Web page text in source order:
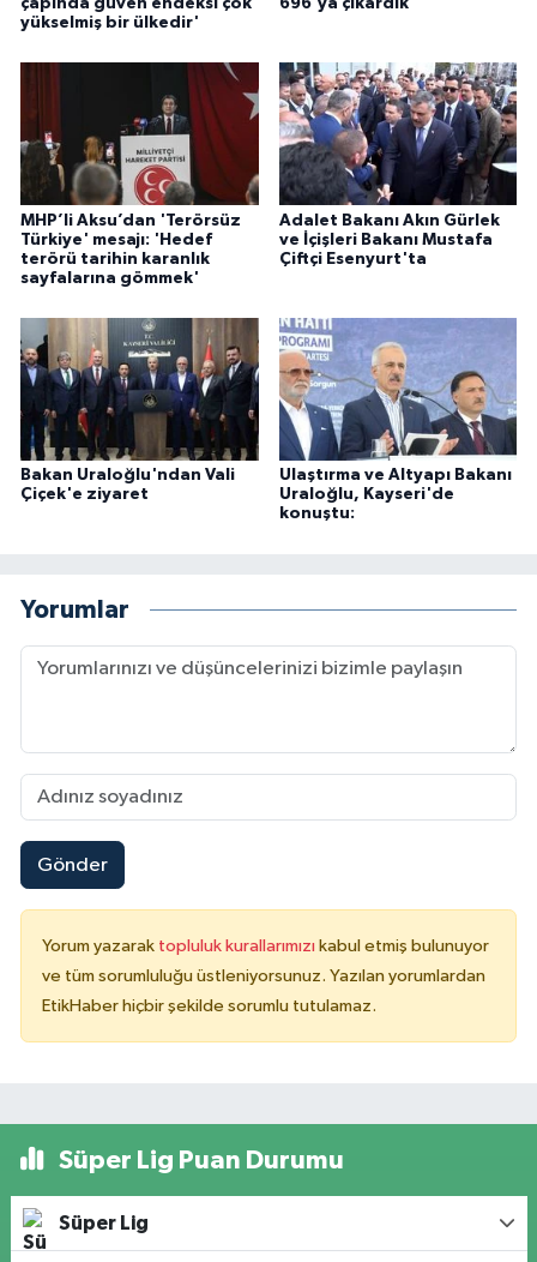
yükselmiş bir ülkedir'
MHP’li Aksu’dan 'Terörsüz
Türkiye' mesajı: 'Hedef
terörü tarihin karanlık
sayfalarına gömmek'
Adalet Bakanı Akın Gürlek
ve İçişleri Bakanı Mustafa
Çiftçi Esenyurt'ta
Bakan Uraloğlu'ndan Vali
Çiçek'e ziyaret
Ulaştırma ve Altyapı Bakanı
Uraloğlu, Kayseri'de
konuştu:
Yorumlar
Gönder
Yorum yazarak topluluk kurallarımızı kabul etmiş bulunuyor
ve tüm sorumluluğu üstleniyorsunuz. Yazılan yorumlardan
EtikHaber hiçbir şekilde sorumlu tutulamaz.
Süper Lig Puan Durumu
Süper Lig